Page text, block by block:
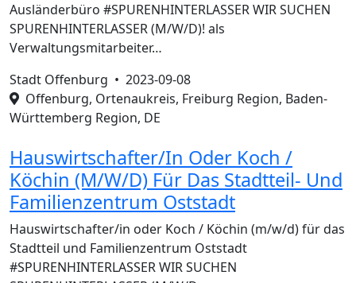
Ausländerbüro #SPURENHINTERLASSER WIR SUCHEN
SPURENHINTERLASSER (M/W/D)! als
Verwaltungsmitarbeiter…
Stadt Offenburg • 2023-09-08
Offenburg, Ortenaukreis, Freiburg Region, Baden-
Württemberg Region, DE
Hauswirtschafter/In Oder Koch /
Köchin (M/W/D) Für Das Stadtteil- Und
Familienzentrum Oststadt
Hauswirtschafter/in oder Koch / Köchin (m/w/d) für das
Stadtteil und Familienzentrum Oststadt
#SPURENHINTERLASSER WIR SUCHEN